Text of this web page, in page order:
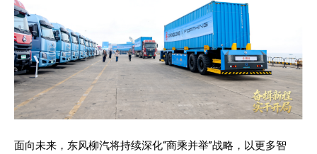
面向未来，东风柳汽将持续深化“商乘并举”战略，以更多智